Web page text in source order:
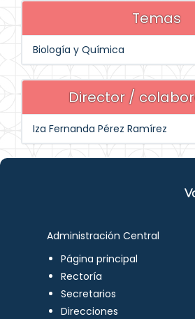
Temas
Biología y Química
Director /
Iza Fernanda Pérez Ramírez
Administración Central
Página principal
Rectoría
Secretarios
Direcciones